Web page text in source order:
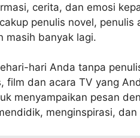
cerita, dan emosi
penulis novel,
masih banyak lagi.
hari Anda tanpa
film dan acara TV yang
menyampaikan pesan
menginspirasi,